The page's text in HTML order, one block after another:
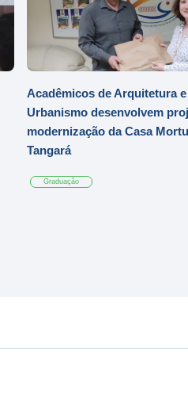
Acadêmicos de Arquitetura e
Urbanismo desenvolvem
modernização da Casa
Tangará
Graduação